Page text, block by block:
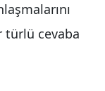
türlü cevaba